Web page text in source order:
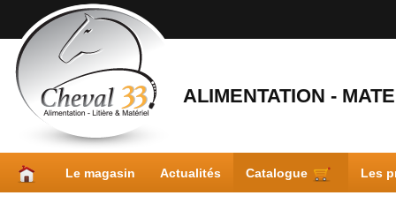
ALIMENTATION -
Le magasin Actualités Catalogue Les